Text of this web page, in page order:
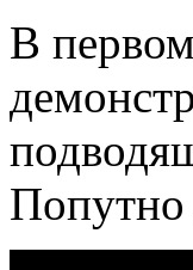
В
Попутно